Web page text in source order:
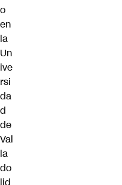
o
en
la
Un
ive
rsi
da
d
de
Val
la
do